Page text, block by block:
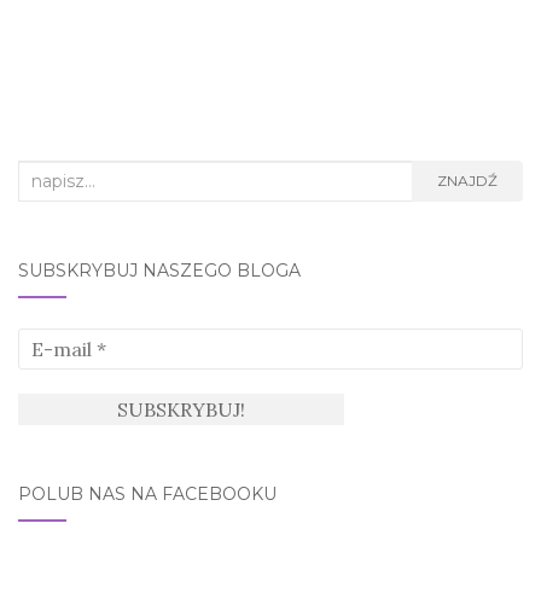
Search
ZNAJDŹ
SUBSKRYBUJ NASZEGO BLOGA
POLUB NAS NA FACEBOOKU